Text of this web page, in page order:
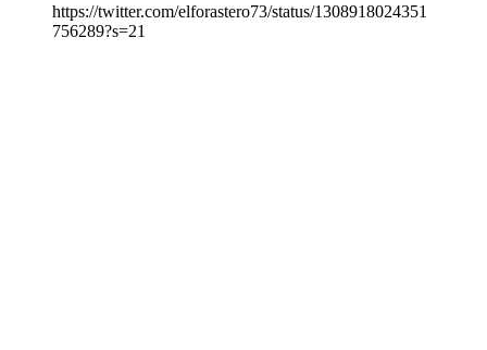
https://twitter.com/elforastero73/status/1308918024351
756289?s=21